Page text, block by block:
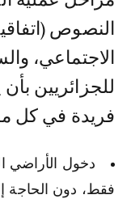
الاجتماعي،
للجزائريين
فريدة في كل
دخول الأراضي
فقط، دون الحاجة